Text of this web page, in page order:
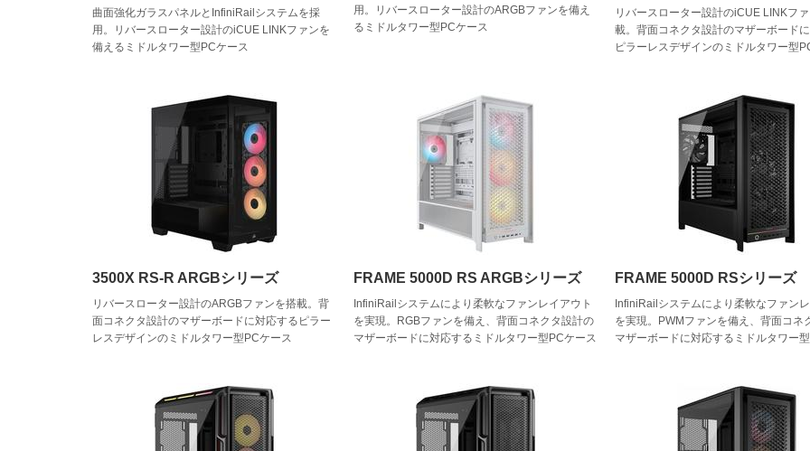
曲面強化ガラスパネルとInfiniRailシステムを採
用。リバースローター設計のiCUE LINKファンを
備えるミドルタワー型PCケース
用。リバースローター設計のARGBファンを備え
るミドルタワー型PCケース
リバースローター設計のiCUE LINKフ
載。背面コネクタ設計のマザーボード
ピラーレスデザインのミドルタワー型
3500X RS-R ARGBシリーズ
リバースローター設計のARGBファンを搭載。背
面コネクタ設計のマザーボードに対応するピラー
レスデザインのミドルタワー型PCケース
FRAME 5000D RS ARGBシリーズ
InfiniRailシステムにより柔軟なファンレイアウト
を実現。RGBファンを備え、背面コネクタ設計の
マザーボードに対応するミドルタワー型PCケース
FRAME 5000D RSシリーズ
InfiniRailシステムにより柔軟なファン
を実現。PWMファンを備え、背面コネ
マザーボードに対応するミドルタワー